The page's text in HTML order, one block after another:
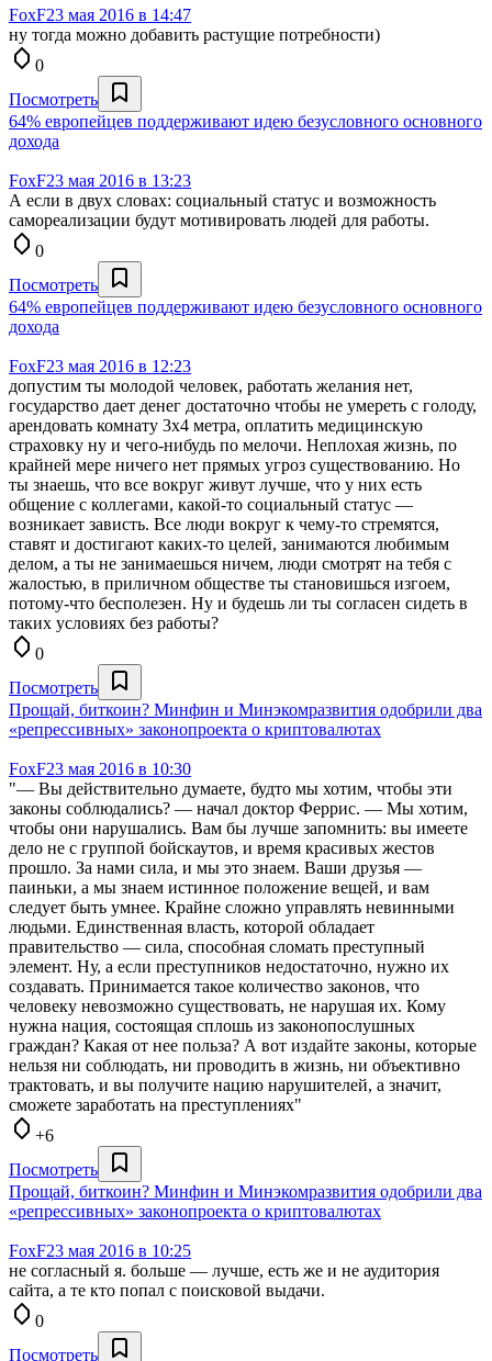
FoxF23 мая 2016 в 14:47
ну тогда можно добавить растущие потребности)
0
Посмотреть
64% европейцев поддерживают идею безусловного основного
дохода
FoxF23 мая 2016 в 13:23
А если в двух словах: социальный статус и возможность
самореализации будут мотивировать людей для работы.
0
Посмотреть
64% европейцев поддерживают идею безусловного основного
дохода
FoxF23 мая 2016 в 12:23
допустим ты молодой человек, работать желания нет,
государство дает денег достаточно чтобы не умереть с голоду,
арендовать комнату 3х4 метра, оплатить медицинскую
страховку ну и чего-нибудь по мелочи. Неплохая жизнь, по
крайней мере ничего нет прямых угроз существованию. Но
ты знаешь, что все вокруг живут лучше, что у них есть
общение с коллегами, какой-то социальный статус —
возникает зависть. Все люди вокруг к чему-то стремятся,
ставят и достигают каких-то целей, занимаются любимым
делом, а ты не занимаешься ничем, люди смотрят на тебя с
жалостью, в приличном обществе ты становишься изгоем,
потому-что бесполезен. Ну и будешь ли ты согласен сидеть в
таких условиях без работы?
0
Посмотреть
Прощай, биткоин? Минфин и Минэкомразвития одобрили два
«репрессивных» законопроекта о криптовалютах
FoxF23 мая 2016 в 10:30
"— Вы действительно думаете, будто мы хотим, чтобы эти
законы соблюдались? — начал доктор Феррис. — Мы хотим,
чтобы они нарушались. Вам бы лучше запомнить: вы имеете
дело не с группой бойскаутов, и время красивых жестов
прошло. За нами сила, и мы это знаем. Ваши друзья —
паиньки, а мы знаем истинное положение вещей, и вам
следует быть умнее. Крайне сложно управлять невинными
людьми. Единственная власть, которой обладает
правительство — сила, способная сломать преступный
элемент. Ну, а если преступников недостаточно, нужно их
создавать. Принимается такое количество законов, что
человеку невозможно существовать, не нарушая их. Кому
нужна нация, состоящая сплошь из законопослушных
граждан? Какая от нее польза? А вот издайте законы, которые
нельзя ни соблюдать, ни проводить в жизнь, ни объективно
трактовать, и вы получите нацию нарушителей, а значит,
сможете заработать на преступлениях"
+6
Посмотреть
Прощай, биткоин? Минфин и Минэкомразвития одобрили два
«репрессивных» законопроекта о криптовалютах
FoxF23 мая 2016 в 10:25
не согласный я. больше — лучше, есть же и не аудитория
сайта, а те кто попал с поисковой выдачи.
0
Посмотреть